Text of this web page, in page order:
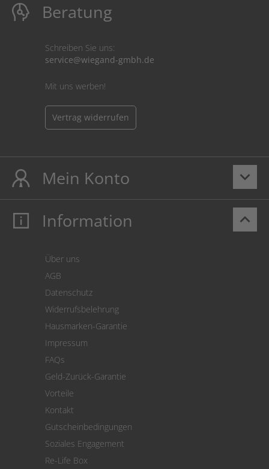
Beratung
Schreiben Sie uns:
service@wiegand-gmbh.de
Mit uns werben!
Vertrag widerrufen
keyboard_arrow_down
Mein Konto
Mein Konto
Cookie Einstellungen
keyboard_arrow_up
Information
Über uns
AGB
Datenschutz
Widerrufsbelehrung
Hausmarken-Garantie
Impressum
FAQs
Geld-Zurück-Garantie
Vorteile
Kontakt
Gutscheinbedingungen
Soziales Engagement
Re-Life Box